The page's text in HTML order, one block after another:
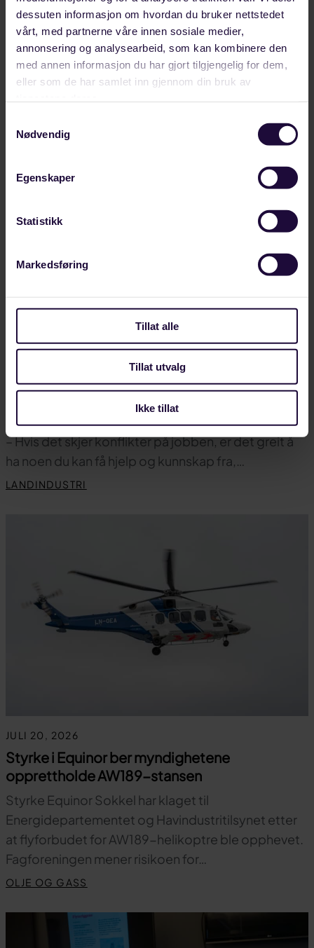
dessuten informasjon om hvordan du bruker nettstedet
vårt, med partnerne våre innen sosiale medier,
annonsering og analysearbeid, som kan kombinere den
med annen informasjon du har gjort tilgjengelig for dem,
eller som de har samlet inn gjennom din bruk av
Nødvendig
Egenskaper
Statistikk
Markedsføring
Tillat alle
Tillat utvalg
Ikke tillat
Helgeland
Framtidens industriarbeidsplasser sto på agendaen
da Forbundet Styrke inviterte Michael Vassiliadis,
leder for tyske IGBCE og president i IndustriAll
Europe,…
LANDINDUSTRI
JULI 28, 2026
Ny tariffavtale gir trygghet på arbeidsplassen
– Hvis det skjer konflikter på jobben, er det greit å
ha noen du kan få hjelp og kunnskap fra,…
LANDINDUSTRI
JULI 20, 2026
Styrke i Equinor ber myndighetene
opprettholde AW189-stansen
Styrke Equinor Sokkel har klaget til
Energidepartementet og Havindustritilsynet etter
at flyforbudet for AW189-helikoptre ble opphevet.
Fagforeningen mener risikoen for…
OLJE OG GASS